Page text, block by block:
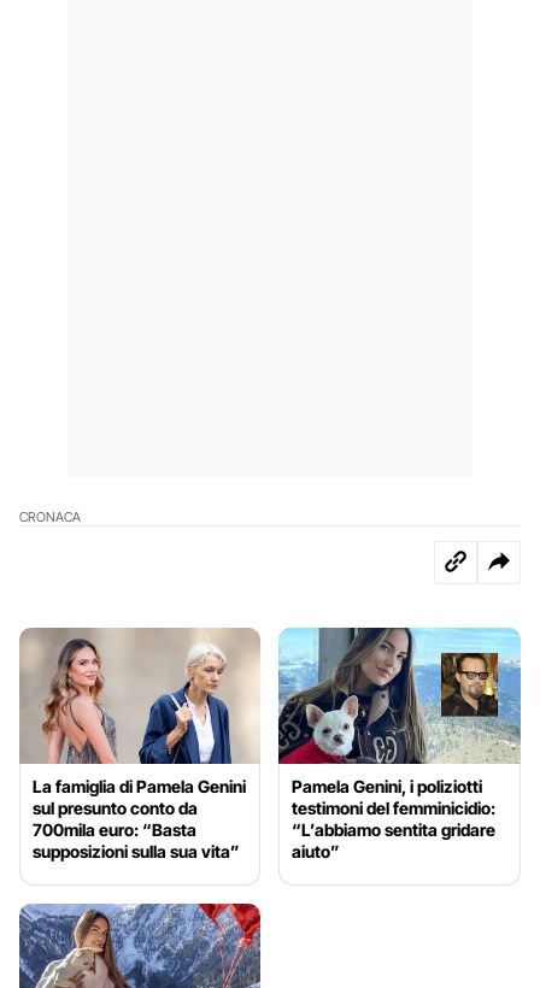
CRONACA
La famiglia di Pamela Genini
sul presunto conto da
700mila euro: “Basta
supposizioni sulla sua vita”
Pamela Genini, i poliziotti
testimoni del femminicidio:
“L’abbiamo sentita gridare
aiuto”